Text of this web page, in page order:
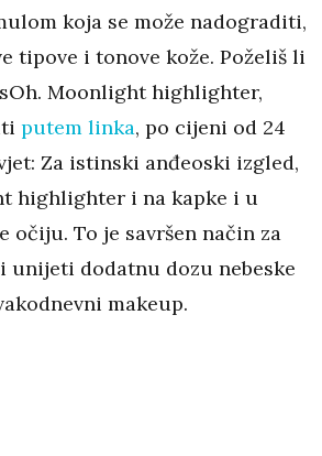
koja se može nadograditi,
tipove i tonove kože. Poželiš li
Moonlight highlighter,
putem linka, po cijeni od 24
Za istinski anđeoski izgled,
highlighter i na kapke i u
očiju. To je savršen način za
unijeti dodatnu dozu nebeske
makeup.